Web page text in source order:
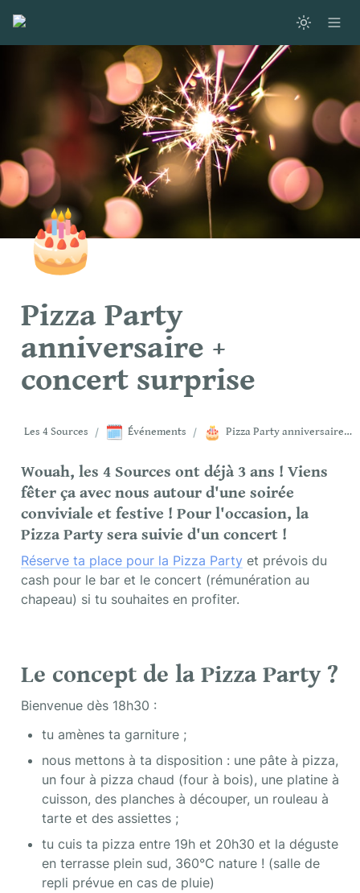
🎂
Pizza Party
anniversaire +
concert surprise
Les 4 Sources / 🗓️ Événements / 🎂 Pizza Party anniversaire + concert surprise
Wouah, les 4 Sources ont déjà 3 ans ! Viens
fêter ça avec nous autour d'une soirée
conviviale et festive ! Pour l'occasion, la
Pizza Party sera suivie d'un concert !
Réserve ta place pour la Pizza Party et prévois du
cash pour le bar et le concert (rémunération au
chapeau) si tu souhaites en profiter.
Bienvenue dès 18h30 :
tu amènes ta garniture ;
nous mettons à ta disposition : une pâte à pizza,
un four à pizza chaud (four à bois), une platine à
cuisson, des planches à découper, un rouleau à
tarte et des assiettes ;
tu cuis ta pizza entre 19h et 20h30 et la déguste
en terrasse plein sud, 360°C nature ! (salle de
repli prévue en cas de pluie)